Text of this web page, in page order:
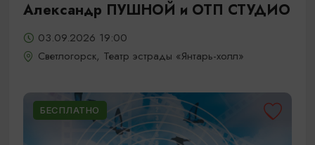
Александр ПУШНОЙ и ОТП СТУДИО
03.09.2026 19:00
Светлогорск, Театр эстрады «Янтарь-холл»
БЕСПЛАТНО